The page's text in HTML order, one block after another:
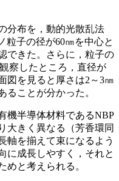
分布を，動的光散乱法
粒子の径が60㎚を中心と
できた。さらに，粒子の
察したところ，直径が
図を見ると厚さは2～3㎚
ることが分かった。
機半導体材料であるNBP
大きく異なる（芳香環同
軸を揃えて束になるよう
に成長しやすく，それと
めと考えられる。